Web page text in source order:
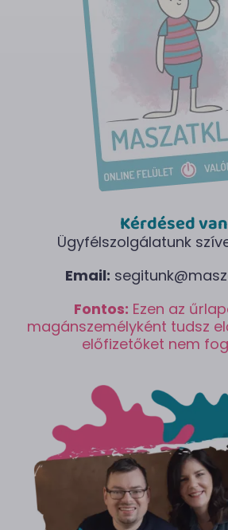
Kérdésed
Ügyfélszolgálatunk
Email:
Fontos: Ezen az
magánszemélyként tudsz
előfizetőket nem